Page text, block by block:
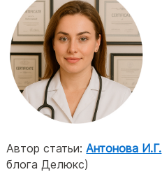
Автор статьи:Антонова И.Г.
блога Делюкс)